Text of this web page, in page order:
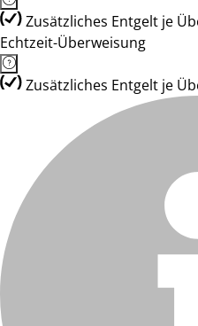
Zusätzliches Entgelt je
Echtzeit-Überweisung
Zusätzliches Entgelt je